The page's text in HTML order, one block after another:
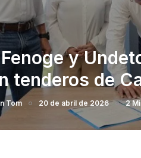
y
tenderos de
Tom 20 de abril de 2026 2